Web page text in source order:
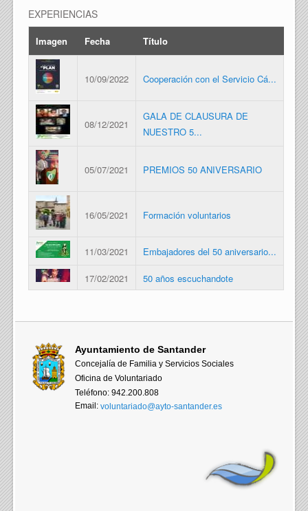
EXPERIENCIAS
Imagen Fecha Título
10/09/2022 Cooperación con el Servicio Cá...
08/12/2021
GALA DE CLAUSURA DE
NUESTRO 5...
05/07/2021 PREMIOS 50 ANIVERSARIO
16/05/2021 Formación voluntarios
11/03/2021 Embajadores del 50 aniversario...
17/02/2021 50 años escuchandote
Ayuntamiento de Santander
Concejalía de Familia y Servicios Sociales
Oficina de Voluntariado
Teléfono: 942.200.808
Email:voluntariado@ayto-santander.es